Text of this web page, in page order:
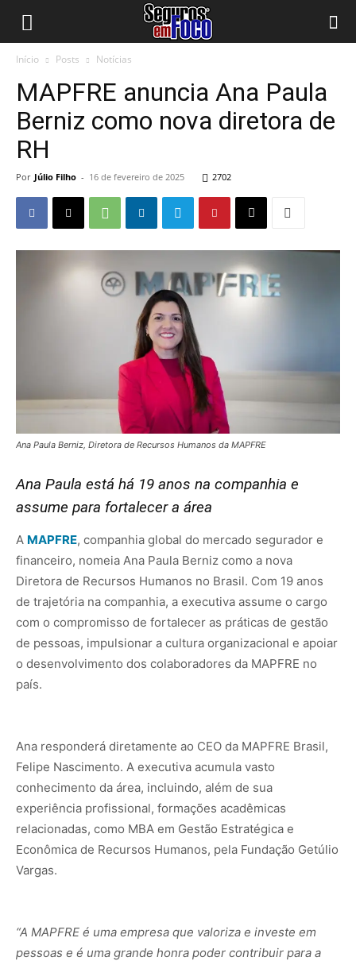
Início Posts Notícias
MAPFRE anuncia Ana Paula
Berniz como nova diretora de
RH
Por Júlio Filho - 16 de fevereiro de 2025 2702
Ana Paula Berniz, Diretora de Recursos Humanos da MAPFRE
Ana Paula está há 19 anos na companhia e
assume para fortalecer a área
A MAPFRE, companhia global do mercado segurador e
financeiro, nomeia Ana Paula Berniz como a nova
Diretora de Recursos Humanos no Brasil. Com 19 anos
de trajetória na companhia, a executiva assume o cargo
com o compromisso de fortalecer as práticas de gestão
de pessoas, impulsionar a cultura organizacional e apoiar
o desenvolvimento dos colaboradores da MAPFRE no
país.
Ana responderá diretamente ao CEO da MAPFRE Brasil,
Felipe Nascimento. A executiva acumula vasto
conhecimento da área, incluindo, além de sua
experiência profissional, formações acadêmicas
relacionadas, como MBA em Gestão Estratégica e
Econômica de Recursos Humanos, pela Fundação Getúlio
Vargas.
“A MAPFRE é uma empresa que valoriza e investe em
pessoas e é uma grande honra poder contribuir para a